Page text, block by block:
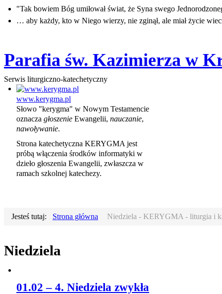
"Tak bowiem Bóg umiłował świat, że Syna swego
… aby każdy, kto w Niego wierzy, nie zginął, ale miał życie
Parafia św. Kazimierza w
Serwis liturgiczno-katechetyczny
www.kerygma.pl
Słowo "kerygma" w Nowym Testamencie
oznacza głoszenie Ewangelii, nauczanie,
nawoływanie.
Strona katechetyczna KERYGMA jest
próbą włączenia środków informatyki w
dzieło głoszenia Ewangelii, zwłaszcza w
ramach szkolnej katechezy.
Jesteś tutaj: Strona główna Niedziela - KERYGMA - liturgia i
Niedziela
01.02 – 4. Niedziela zwykła